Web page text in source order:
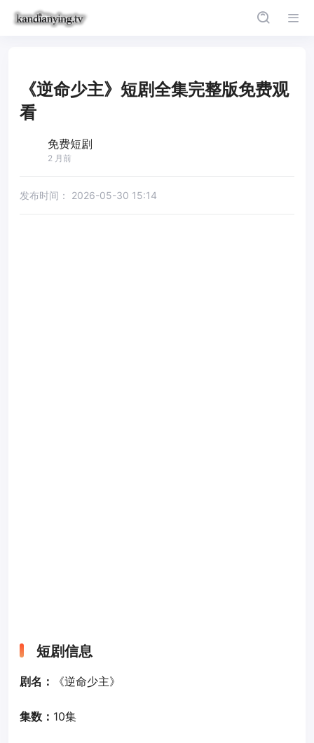
《逆命少主》短剧全集完整版免费观
看
免费短剧
2 月前
发布时间： 2026-05-30 15:14
短剧信息
剧名： 《逆命少主》
集数： 10集